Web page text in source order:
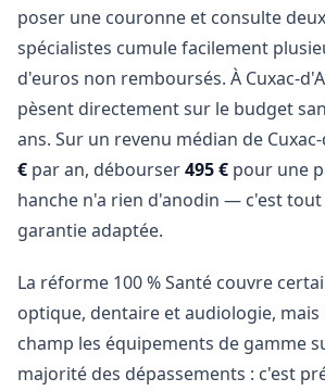
poser une couronne et consulte
spécialistes cumule facilement
d'euros non remboursés. À Cuxac-
pèsent directement sur le budget
ans. Sur un revenu médian de
€ par an, débourser495 € pour une
hanche n'a rien d'anodin — c'est
garantie adaptée.
La réforme 100 % Santé couvre
optique, dentaire et audiologie, mais
champ les équipements de gamme
majorité des dépassements : c'est